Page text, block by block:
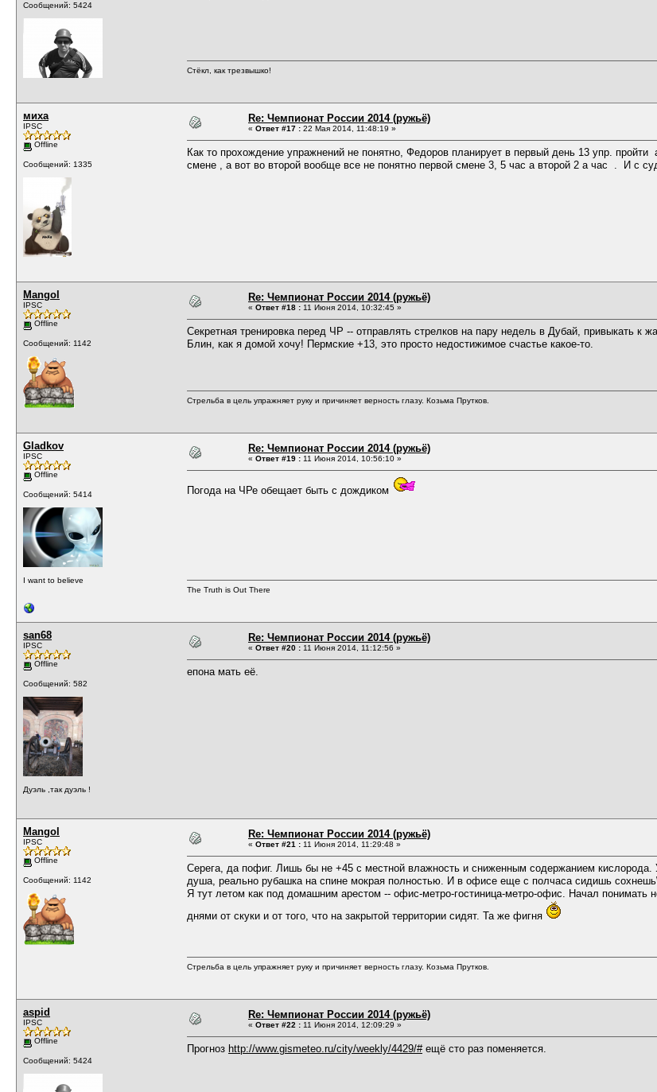
Сообщений: 5424
Стёкл, как трезвышко!
миха
IPSC
Offline
Сообщений: 1335
Re: Чемпионат России 2014 (ружьё)
« Ответ #17 : 22 Мая 2014, 11:48:19 »
Как то прохождение упражнений не понятно, Федоров планирует в первый день 13 упр.
смене , а вот во второй вообще все не понятно первой смене 3, 5 час а второй 2 а час . И с
Mangol
IPSC
Offline
Сообщений: 1142
Re: Чемпионат России 2014 (ружьё)
« Ответ #18 : 11 Июня 2014, 10:32:45 »
Секретная тренировка перед ЧР -- отправлять стрелков на пару недель в Дубай, привыкать
Блин, как я домой хочу! Пермские +13, это просто недостижимое счастье какое-то.
Стрельба в цель упражняет руку и причиняет верность глазу. Козьма Прутков.
Gladkov
IPSC
Offline
Сообщений: 5414
I want to believe
Re: Чемпионат России 2014 (ружьё)
« Ответ #19 : 11 Июня 2014, 10:56:10 »
Погода на ЧРе обещает быть с дождиком
The Truth is Out There
san68
IPSC
Offline
Сообщений: 582
Дуэль ,так дуэль !
Re: Чемпионат России 2014 (ружьё)
« Ответ #20 : 11 Июня 2014, 11:12:56 »
епона мать её.
Mangol
IPSC
Offline
Сообщений: 1142
Re: Чемпионат России 2014 (ружьё)
« Ответ #21 : 11 Июня 2014, 11:29:48 »
Серега, да пофиг. Лишь бы не +45 с местной влажность и сниженным содержанием
душа, реально рубашка на спине мокрая полностью. И в офисе еще с полчаса сидишь
Я тут летом как под домашним арестом -- офис-метро-гостиница-метро-офис. Начал понимать
днями от скуки и от того, что на закрытой территории сидят. Та же фигня
Стрельба в цель упражняет руку и причиняет верность глазу. Козьма Прутков.
aspid
IPSC
Offline
Сообщений: 5424
Re: Чемпионат России 2014 (ружьё)
« Ответ #22 : 11 Июня 2014, 12:09:29 »
Прогноз http://www.gismeteo.ru/city/weekly/4429/#ещё сто раз поменяется.